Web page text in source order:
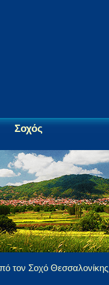
Σοχός
τον Σοχό Θεσσαλονίκης